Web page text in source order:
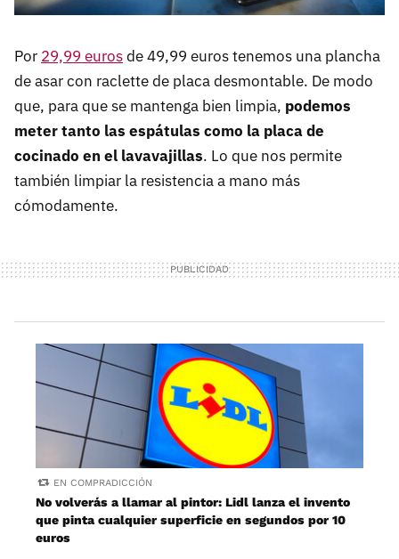
Por 29,99 eurosde 49,99 euros tenemos una plancha
de asar con raclette de placa desmontable. De modo
que, para que se mantenga bien limpia, podemos
meter tanto las espátulas como la placa de
cocinado en el lavavajillas. Lo que nos permite
también limpiar la resistencia a mano más
cómodamente.
EN COMPRADICCIÓN
No volverás a llamar al pintor: Lidl lanza el invento
que pinta cualquier superficie en segundos por 10
euros